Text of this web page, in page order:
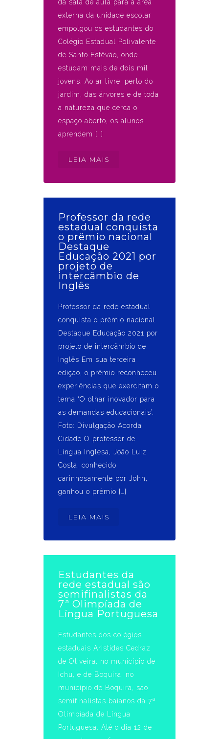
da sala de aula para a área
externa da unidade escolar
empolgou os estudantes do
Colégio Estadual Polivalente
de Santo Estêvão, onde
estudam mais de dois mil
jovens. Ao ar livre, perto do
jardim, das árvores e de toda
a natureza que cerca o
espaço aberto, os alunos
aprendem […]
LEIA MAIS
Professor da rede
estadual conquista
o prêmio nacional
Destaque
Educação 2021 por
projeto de
intercâmbio de
Inglês
Professor da rede estadual
conquista o prêmio nacional
Destaque Educação 2021 por
projeto de intercâmbio de
Inglês Em sua terceira
edição, o prêmio reconheceu
experiências que exercitam o
tema ‘O olhar inovador para
as demandas educacionais’.
Foto: Divulgação Acorda
Cidade O professor de
Língua Inglesa, João Luiz
Costa, conhecido
carinhosamente por John,
ganhou o prêmio […]
LEIA MAIS
Estudantes da
rede estadual são
semifinalistas da
7ª Olimpíada de
Língua Portuguesa
Estudantes dos colégios
estaduais Aristides Cedraz
de Oliveira, no município de
Ichu, e de Boquira, no
município de Boquira, são
semifinalistas baianos da 7ª
Olimpíada de Língua
Portuguesa. Até o dia 12 de